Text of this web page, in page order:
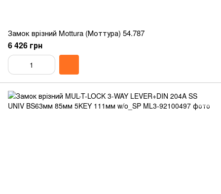
Замок врізний Mottura (Моттура) 54.787
6 426 грн